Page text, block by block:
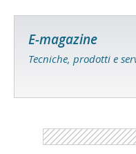
E-magazine
Tecniche, prodotti e